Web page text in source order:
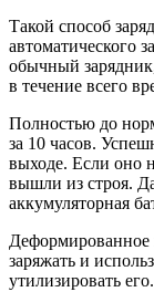
Такой способ
автоматического
обычный
в течение всего
Полностью до
за 10 часов.
выходе. Если оно
вышли из строя.
аккумуляторная
Деформированное
заряжать и
утилизировать его.